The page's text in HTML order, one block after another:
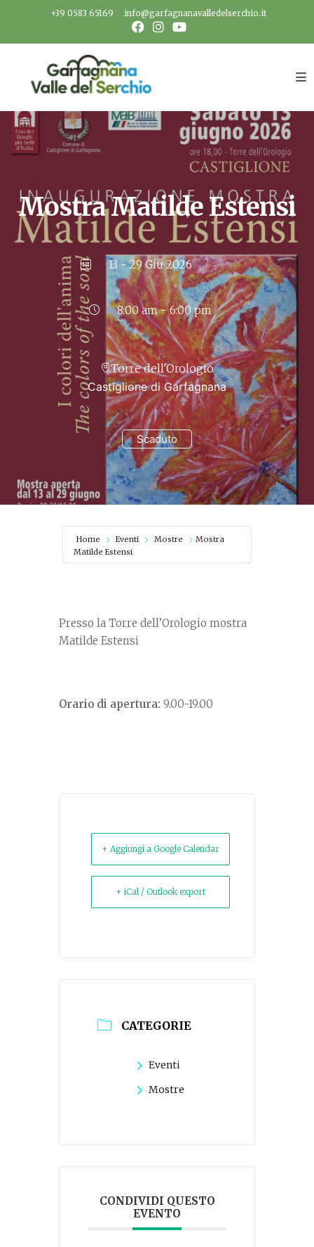
+39 0583 65169 info@garfagnanavalledelserchio.it
Mostra Matilde Estensi
13 - 29 Giu 2026
Scaduto
8:00 am - 6:00 pm
Torre dell'Orologio
Castiglione di Garfagnana
Home Eventi Mostre
Mostra
Matilde Estensi
Presso la Torre dell’Orologio mostra
Matilde Estensi
Orario di apertura: 9.00-19.00
+ Aggiungi a Google Calendar
+ iCal / Outlook export
CATEGORIE
Eventi
Mostre
CONDIVIDI QUESTO
EVENTO